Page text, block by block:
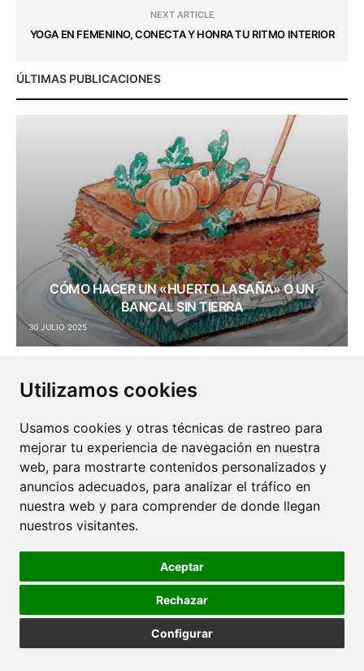
Utilizamos cookies
Usamos cookies y otras técnicas de rastreo para
mejorar tu experiencia de navegación en nuestra
web, para mostrarte contenidos personalizados y
anuncios adecuados, para analizar el tráfico en
nuestra web y para comprender de donde llegan
nuestros visitantes.
Aceptar
Rechazar
Configurar
NEXT ARTICLE
YOGA EN FEMENINO, CONECTA Y HONRA TU RITMO INTERIOR
ÚLTIMAS PUBLICACIONES
CÓMO HACER UN «HUERTO LASAÑA» O UN
BANCAL SIN TIERRA
30 JULIO 2025
NUTRIENTES